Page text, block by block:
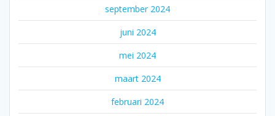
september 2024
juni 2024
mei 2024
maart 2024
februari 2024